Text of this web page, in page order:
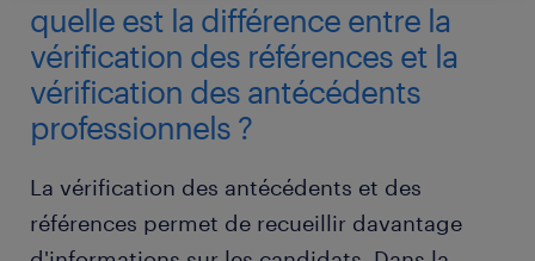
quelle est la différence entre la
vérification des références et la
vérification des antécédents
professionnels ?
La vérification des antécédents et des
références permet de recueillir davantage